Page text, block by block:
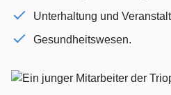
Unterhaltung und
Gesundheitswesen.